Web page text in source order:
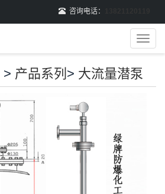
咨询电话：
导
单
> 产品系列 > 大流量潜泵